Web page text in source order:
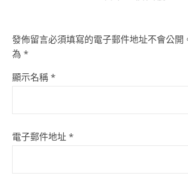
發佈留言必須填寫的電子郵件地址不會公開
為 *
顯示名稱 *
電子郵件地址 *